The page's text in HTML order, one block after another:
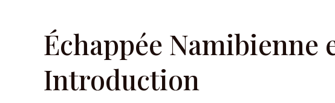
Échappée Namibienne
Introduction